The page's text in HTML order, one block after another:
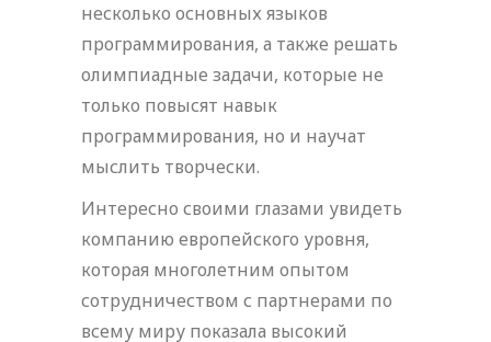
несколько основных языков
программирования, а также решать
олимпиадные задачи, которые не
только повысят навык
программирования, но и научат
мыслить творчески.
Интересно своими глазами увидеть
компанию европейского уровня,
которая многолетним опытом
сотрудничеством с партнерами по
всему миру показала высокий